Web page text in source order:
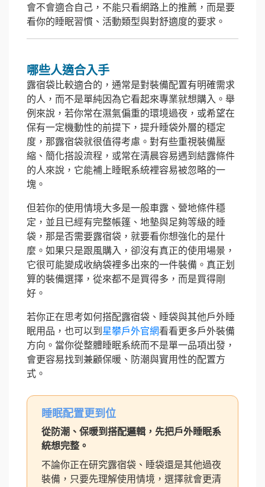
會不會適合自己，不能只看網路上的推薦，而是要
看你的睡眠習慣、活動類型與對舒適度的要求。
哪些人適合入手
露宿袋比較適合的，通常是對裝備配置有明確需求
的人，而不是單純因為它看起來專業就想購入。舉
例來說，若你常在濕氣偏重的環境過夜，或希望在
保有一定機動性的前提下，提升睡袋外層的穩定
度，那露宿袋就很值得考慮。對有些重視裝備壓
縮、簡化搭設流程，或常在清晨容易遇到結露條件
的人來說，它能補上睡眠系統裡容易被忽略的一
塊。
但若你的使用情境大多是一般車露、營地條件穩
定，並且已經有完整帳篷、地墊與足夠等級的睡
袋，那是否需要露宿袋，就要看你想強化的是什
麼。如果只是跟風購入，卻沒有真正的使用場景，
它很可能變成收納袋裡多出來的一件裝備。真正划
算的裝備選擇，從來都不是買得多，而是買得剛
好。
若你正在思考如何搭配露宿袋、睡袋與其他戶外睡
眠用品，也可以到 星攀戶外官網看看更多戶外裝備
方向。當你從整體睡眠系統而不是單一品項出發，
會更容易找到兼顧保暖、防潮與實用性的配置方
式。
睡眠配置更到位
從防潮、保暖到搭配邏輯，先把戶外睡眠系
統想完整。
不論你正在研究露宿袋、睡袋還是其他過夜
裝備，只要先理解使用情境，選擇就會更清